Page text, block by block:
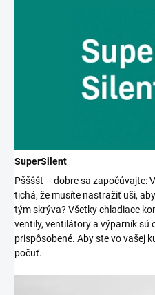
SuperSilent
Pššššt – dobre sa započúvajte:
tichá, že musíte nastražiť uši,
tým skrýva? Všetky chladiace
ventily, ventilátory a výparník sú
prispôsobené. Aby ste vo vašej
počuť.